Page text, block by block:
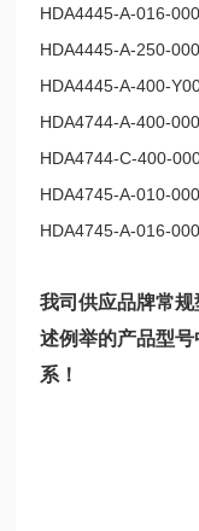
HDA4445-A-016-000
HDA4445-A-250-000
HDA4445-A-400-
HDA4744-A-400-000
HDA4744-C-400-
HDA4745-A-010-000
HDA4745-A-016-000
我司供应品牌常
述例举的产品型
系！